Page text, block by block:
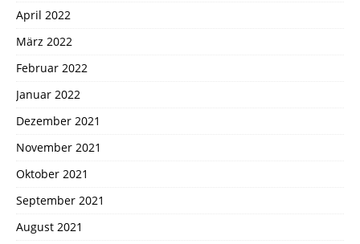
April 2022
März 2022
Februar 2022
Januar 2022
Dezember 2021
November 2021
Oktober 2021
September 2021
August 2021